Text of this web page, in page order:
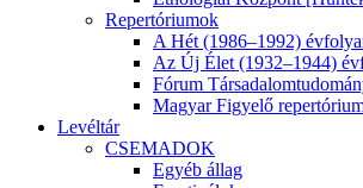
Repertóriumok
A Hét (1986–1992)
Az Új Élet (1932–1944)
Fórum
Magyar Figyelő
Levéltár
CSEMADOK
Egyéb állag